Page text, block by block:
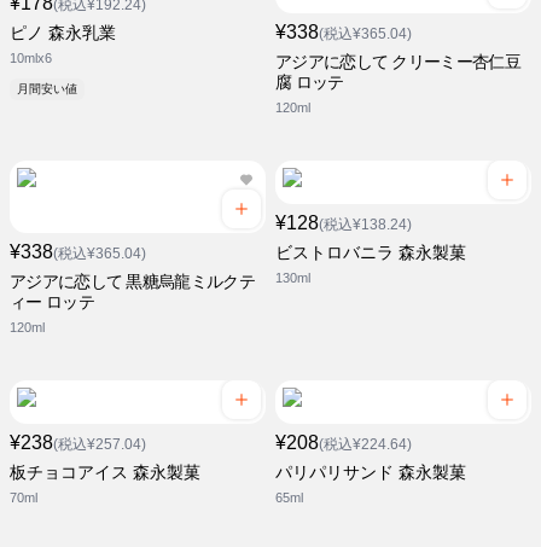
(税込¥192.24)
ピノ 森永乳業
10mlx6
月間安い値
¥338(税込¥365.04)
アジアに恋して クリーミー杏仁豆
腐 ロッテ
120ml
¥338(税込¥365.04)
アジアに恋して 黒糖烏龍ミルクテ
ィー ロッテ
120ml
¥128(税込¥138.24)
ビストロバニラ 森永製菓
130ml
¥238(税込¥257.04)
板チョコアイス 森永製菓
70ml
¥208(税込¥224.64)
パリパリサンド 森永製菓
65ml